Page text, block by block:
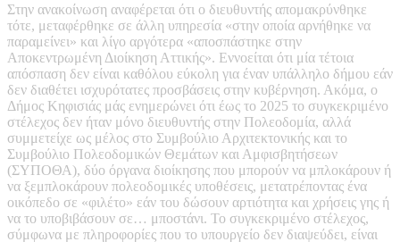
Στην ανακοίνωση αναφέρεται ότι ο διευθυντής απομακρύνθηκε
τότε, μεταφέρθηκε σε άλλη υπηρεσία «στην οποία αρνήθηκε να
παραμείνει» και λίγο αργότερα «αποσπάστηκε στην
Αποκεντρωμένη Διοίκηση Αττικής». Εννοείται ότι μία τέτοια
απόσπαση δεν είναι καθόλου εύκολη για έναν υπάλληλο δήμου εάν
δεν διαθέτει ισχυρότατες προσβάσεις στην κυβέρνηση. Ακόμα, ο
Δήμος Κηφισιάς μάς ενημερώνει ότι έως το 2025 το συγκεκριμένο
στέλεχος δεν ήταν μόνο διευθυντής στην Πολεοδομία, αλλά
συμμετείχε ως μέλος στο Συμβούλιο Αρχιτεκτονικής και το
Συμβούλιο Πολεοδομικών Θεμάτων και Αμφισβητήσεων
(ΣΥΠΟΘΑ), δύο όργανα διοίκησης που μπορούν να μπλοκάρουν ή
να ξεμπλοκάρουν πολεοδομικές υποθέσεις, μετατρέποντας ένα
οικόπεδο σε «φιλέτο» εάν του δώσουν αρτιότητα και χρήσεις γης ή
να το υποβιβάσουν σε… μποστάνι. Το συγκεκριμένο στέλεχος,
σύμφωνα με πληροφορίες που το υπουργείο δεν διαψεύδει, είναι